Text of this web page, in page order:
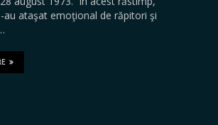
au ataşat emoţional de răpitori şi